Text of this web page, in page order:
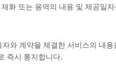
화 또는 용역의 내용 및 제공일
와 계약을 체결한 서비스의 내
즉시 통지합니다.